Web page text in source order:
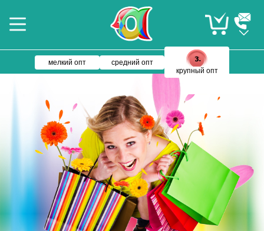
мелкий опт
средний опт
крупный опт